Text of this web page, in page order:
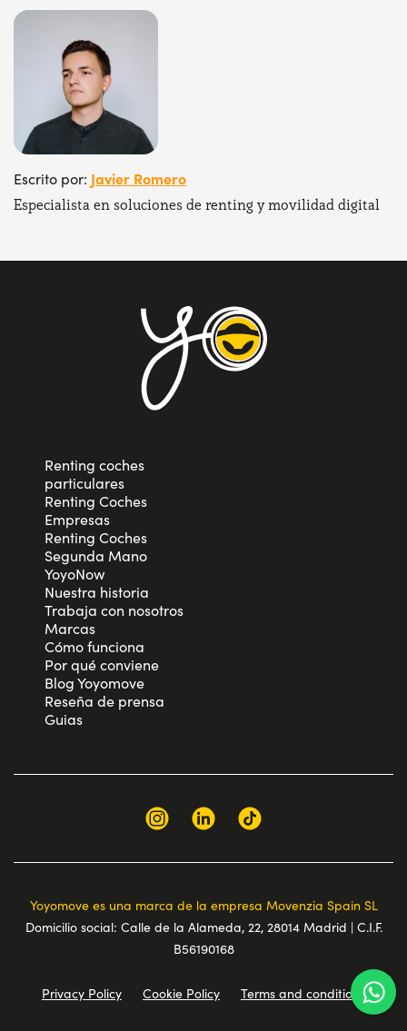
Escrito por: Javier Romero
Especialista en soluciones de renting y movilidad digital
Renting coches
particulares
Renting Coches
Empresas
Renting Coches
Segunda Mano
YoyoNow
Nuestra historia
Trabaja con nosotros
Marcas
Cómo funciona
Por qué conviene
Blog Yoyomove
Reseña de prensa
Guias
Yoyomove es una marca de la empresa Movenzia Spain SL
Domicilio social: Calle de la Alameda, 22, 28014 Madrid | C.I.F.
B56190168
Privacy Policy Cookie Policy Terms and conditions